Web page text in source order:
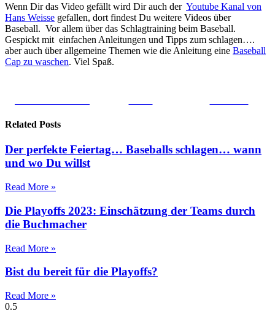
Wenn Dir das Video gefällt wird Dir auch der Youtube Kanal von
Hans Weisse gefallen, dort findest Du weitere Videos über
Baseball. Vor allem über das Schlagtraining beim Baseball.
Gespickt mit einfachen Anleitungen und Tipps zum schlagen….
aber auch über allgemeine Themen wie die Anleitung eine Baseball
Cap zu waschen. Viel Spaß.
Related Posts
Der perfekte Feiertag… Baseballs schlagen… wann
und wo Du willst
Read More »
Die Playoffs 2023: Einschätzung der Teams durch
die Buchmacher
Read More »
Bist du bereit für die Playoffs?
Read More »